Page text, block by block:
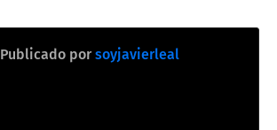
Publicado por soyjavierleal